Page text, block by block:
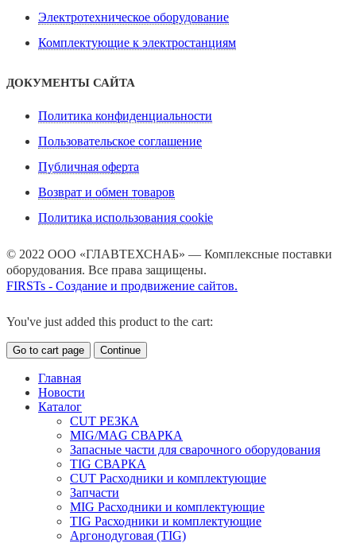
Электротехническое оборудование
Комплектующие к электростанциям
ДОКУМЕНТЫ САЙТА
Политика конфиденциальности
Пользовательское соглашение
Публичная оферта
Возврат и обмен товаров
Политика использования cookie
© 2022 ООО «ГЛАВТЕХСНАБ» — Комплексные поставки
оборудования. Все права защищены.
FIRSTs - Создание и продвижение сайтов.
You've just added this product to the cart:
Go to cart page Continue
Главная
Новости
Каталог
CUT РЕЗКА
MIG/MAG СВАРКА
Запасные части для сварочного оборудования
TIG СВАРКА
CUT Расходники и комплектующие
Запчасти
MIG Расходники и комплектующие
TIG Расходники и комплектующие
Аргонодуговая (TIG)